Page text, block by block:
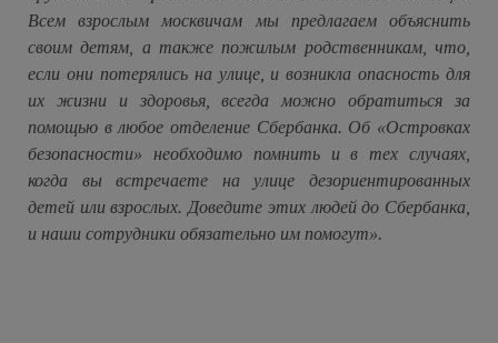
Всем взрослым москвичам мы предлагаем объяснить
своим детям, а также пожилым родственникам, что,
если они потерялись на улице, и возникла опасность для
их жизни и здоровья, всегда можно обратиться за
помощью в любое отделение Сбербанка. Об «Островках
безопасности» необходимо помнить и в тех случаях,
когда вы встречаете на улице дезориентированных
детей или взрослых. Доведите этих людей до Сбербанка,
и наши сотрудники обязательно им помогут».